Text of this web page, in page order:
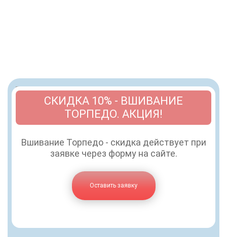
СКИДКА 10% - ВШИВАНИЕ
ТОРПЕДО. АКЦИЯ!
Вшивание Торпедо - скидка действует при
заявке через форму на сайте.
Оставить заявку